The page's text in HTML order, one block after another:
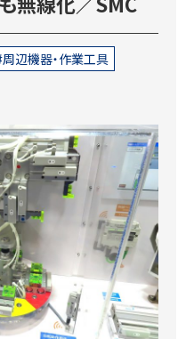
周辺機器・作業工具